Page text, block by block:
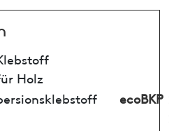
Holz
ecoBKP